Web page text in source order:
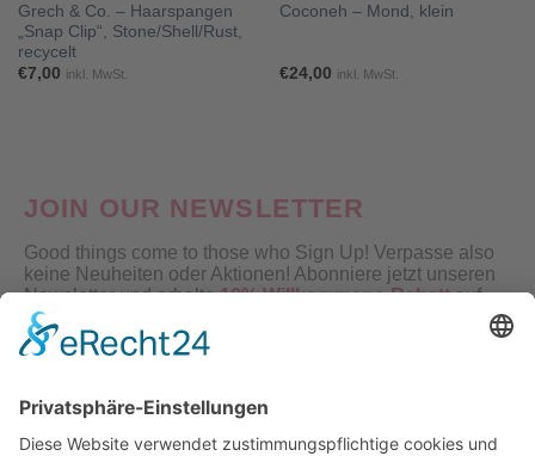
Grech & Co. – Haarspangen
„Snap Clip“, Stone/Shell/Rust,
recycelt
€7,00 inkl. MwSt.
Coconeh – Mond, klein
€24,00 inkl. MwSt.
JOIN OUR NEWSLETTER
Good things come to those who Sign Up! Verpasse also
keine Neuheiten oder Aktionen! Abonniere jetzt unseren
Newsletter und erhalte10% Willkommens-Rabattauf
deine erste Bestellung!
Dabei wird u.a. die eingetragene Email-Adresse an Mailchimp übertragen. Nährere
Informationen dazu finden Sie auch in unserer Datenschutzerklärung .